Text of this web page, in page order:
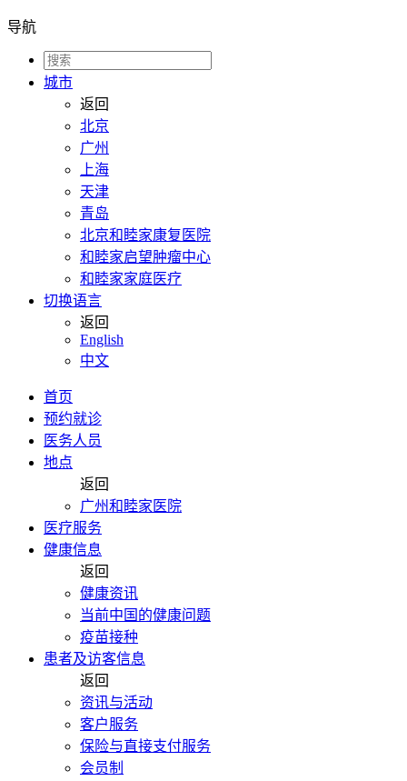
导航
城市
返回
北京
广州
上海
天津
青岛
北京和睦家康复医院
和睦家启望肿瘤中心
和睦家家庭医疗
切换语言
返回
English
中文
首页
预约就诊
医务人员
地点
返回
广州和睦家医院
医疗服务
健康信息
返回
健康资讯
当前中国的健康问题
疫苗接种
患者及访客信息
返回
资讯与活动
客户服务
保险与直接支付服务
会员制